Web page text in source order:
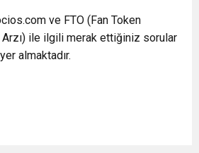
ve FTO (Fan Token
ile ilgili merak ettiğiniz sorular
almaktadır.